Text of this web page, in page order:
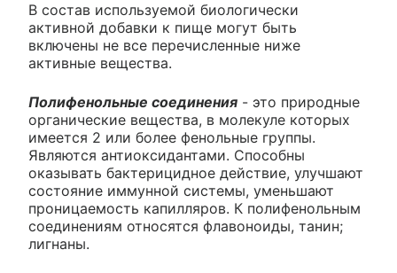
В состав используемой биологически
активной добавки к пище могут быть
включены не все перечисленные ниже
активные вещества.
Полифенольные соединения - это природные
органические вещества, в молекуле которых
имеется 2 или более фенольные группы.
Являются антиоксидантами. Способны
оказывать бактерицидное действие, улучшают
состояние иммунной системы, уменьшают
проницаемость капилляров. К полифенольным
соединениям относятся флавоноиды, танин;
лигнаны.